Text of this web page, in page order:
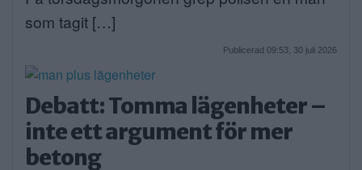
som tagit […]
Publicerad 09:53, 30 juli 2026
Debatt: Tomma lägenheter –
inte ett argument för mer
betong